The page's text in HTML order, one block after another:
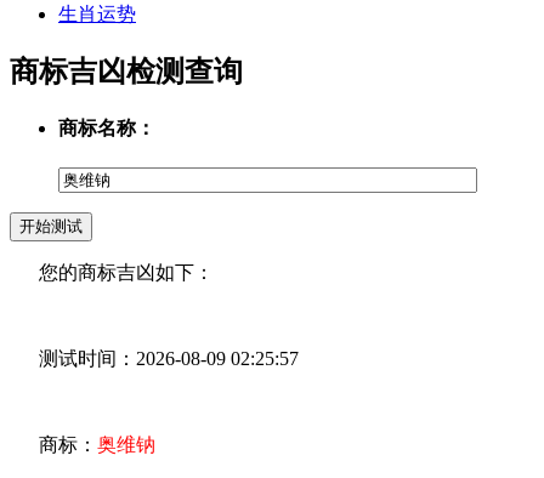
生肖运势
商标吉凶检测查询
商标名称：
您的商标吉凶如下：
测试时间：2026-08-09 02:25:57
商标： 奥维钠